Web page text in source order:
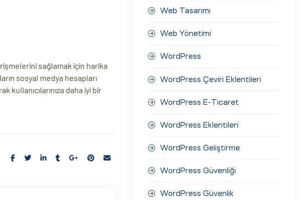
sağlamak için harika
sosyal medya hesapları
kullanıcılarınıza daha iyi bir
Share:
Web Tasarımı
Web Yönetimi
WordPress
WordPress Çeviri Eklentileri
WordPress E-Ticaret
WordPress Eklentileri
WordPress Geliştirme
WordPress Güvenliği
WordPress Güvenlik